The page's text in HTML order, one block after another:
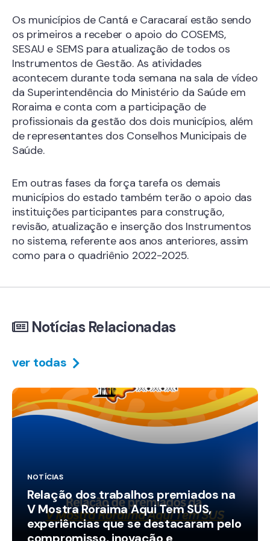
Os municípios de Cantá e Caracaraí estão sendo
os primeiros a receber o apoio do COSEMS,
SESAU e SEMS para atualização de todos os
Instrumentos de Gestão. As atividades
acontecem durante toda semana na sala de vídeo
da Superintendência do Ministério da Saúde em
Roraima e conta com a participação de
profissionais da gestão dos dois municípios, além
de representantes dos Conselhos Municipais de
Saúde.
Em outras fases da força tarefa os demais
municípios do estado também terão o apoio das
instituições participantes para construção,
revisão, atualização e inserção dos Instrumentos
no sistema, referente aos anos anteriores, assim
como para o quadriênio 2022-2025.
Notícias Relacionadas
ver todas
NOTÍCIAS
Relação dos trabalhos premiados na
V Mostra Roraima Aqui Tem SUS,
experiências que se destacaram pelo